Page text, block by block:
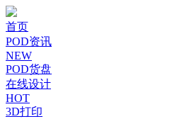
首页
POD资讯
NEW
POD货盘
在线设计
HOT
3D打印